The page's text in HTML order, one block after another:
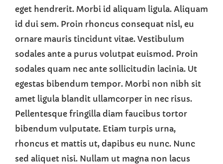
eget hendrerit. Morbi id aliquam ligula. Aliquam
id dui sem. Proin rhoncus consequat nisl, eu
ornare mauris tincidunt vitae. Vestibulum
sodales ante a purus volutpat euismod. Proin
sodales quam nec ante sollicitudin lacinia. Ut
egestas bibendum tempor. Morbi non nibh sit
amet ligula blandit ullamcorper in nec risus.
Pellentesque fringilla diam faucibus tortor
bibendum vulputate. Etiam turpis urna,
rhoncus et mattis ut, dapibus eu nunc. Nunc
sed aliquet nisi. Nullam ut magna non lacus